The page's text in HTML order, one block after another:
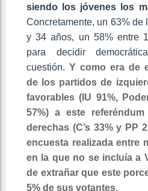
siendo los jóvenes los
Concretamente, un 63% de
y 34 años, un 58% entre
para decidir
cuestión. Y como era de
de los partidos de
favorables (IU 91%,
57%) a este
derechas (C’s 33% y PP
encuesta realizada entre
en la que no se incluía a
de extrañar que este
5% de sus votantes.